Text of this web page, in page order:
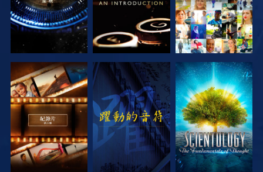
探索系列節目 觀看 探索系列節目